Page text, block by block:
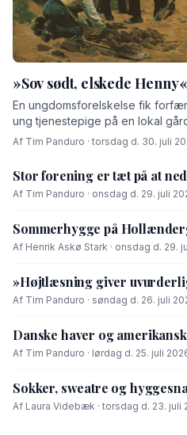
»Sov sødt, elskede Henny«
En ungdomsforelskelse fik
ung tjenestepige på en lokal
Af Tim Panduro · torsdag d. 30. juli
Stor forening er tæt på at
Af Tim Panduro · onsdag d. 29. juli
Sommerhygge på
Af Henrik Askø Stark · onsdag d. 29.
»Højtlæsning giver
Af Tim Panduro · søndag d. 26. juli
Danske haver og
Af Tim Panduro · lørdag d. 25. juli
Sokker, sweatre og
Af Laura Videbæk · torsdag d. 23. juli